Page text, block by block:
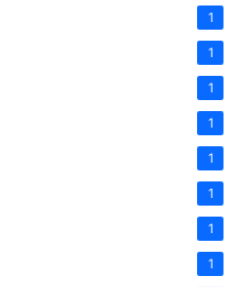
1
1
1
1
1
1
1
1